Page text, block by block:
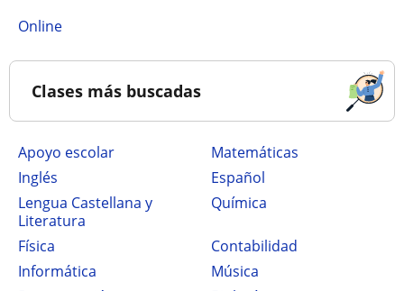
online
Clases más buscadas
Apoyo escolar
Matemáticas
Inglés
Español
Lengua Castellana y
Literatura
Química
Física
Contabilidad
Informática
Música